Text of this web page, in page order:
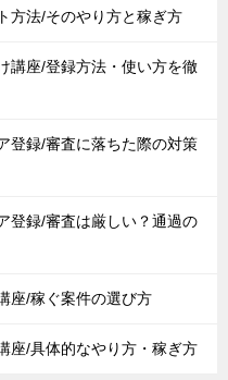
方法/そのやり方と稼ぎ方
講座/登録方法・使い方を徹
登録/審査に落ちた際の対策
登録/審査は厳しい？通過の
座/稼ぐ案件の選び方
座/具体的なやり方・稼ぎ方